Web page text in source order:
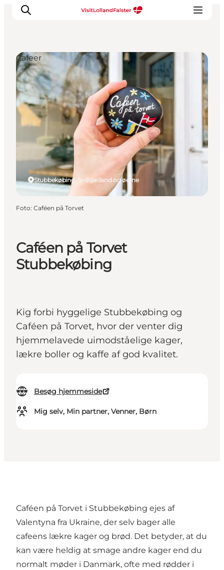
Oplevelser
I naturen
For børn
Kultur
Gastronomi
Planlæg din ferie
Caféen på Torvet
Stubbekøbing
Kig forbi hyggelige Stubbekøbing og
Caféen på Torvet, hvor der venter dig
hjemmelavede uimodståelige kager,
lækre boller og kaffe af god kvalitet.
Besøg hjemmeside
Mig selv, Min partner, Venner, Børn
Stubbekøbing, Sydsjælland og øerne
Cafeer
Foto: Caféen på Torvet
Caféen på Torvet i Stubbekøbing ejes af
Valentyna fra Ukraine, der selv bager alle
cafeens lækre kager og brød. Det betyder, at du
kan være heldig at smage andre kager end du
normalt møder i Danmark, ofte med rødder i